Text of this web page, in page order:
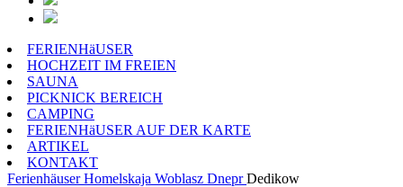
FERIENHäUSER
HOCHZEIT IM FREIEN
SAUNA
PICKNICK BEREICH
CAMPING
FERIENHäUSER AUF DER KARTE
ARTIKEL
KONTAKT
Ferienhäuser Homelskaja Woblasz Dnepr Dedikow